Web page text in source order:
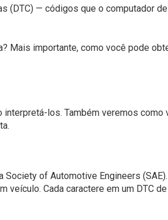
(DTC) — códigos que o computador
Mais importante, como você pode
los. Também veremos como
of Automotive Engineers
veículo. Cada caractere em um DTC